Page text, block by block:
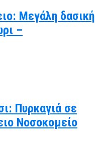
Μεγάλη δασική
–
Πυρκαγιά σε
Νοσοκομείο